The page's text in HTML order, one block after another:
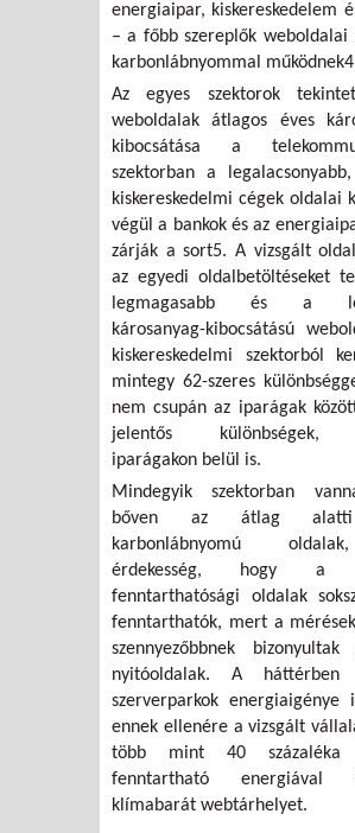
energiaipar, kiskereskedelem
– a főbb szereplők weboldalai
karbonlábnyommal
Az egyes szektorok
weboldalak átlagos éves
kibocsátása a
szektorban a
kiskereskedelmi cégek oldalai
végül a bankok és az
zárják a sort5. A vizsgált
az egyedi oldalbetöltéseket
legmagasabb és a
károsanyag-kibocsátású
kiskereskedelmi szektorból
mintegy 62-szeres
nem csupán az iparágak
jelentős különbségek,
iparágakon belül is.
Mindegyik szektorban
bőven az átlag
karbonlábnyomú
érdekesség, hogy a
fenntarthatósági oldalak
fenntarthatók, mert a
szennyezőbbnek
nyitóoldalak. A háttérben
szerverparkok energiaigénye
ennek ellenére a vizsgált
több mint 40 százaléka
fenntartható energiával
klímabarát webtárhelyet.